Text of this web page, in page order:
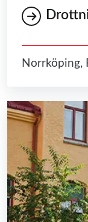
Norrköping,